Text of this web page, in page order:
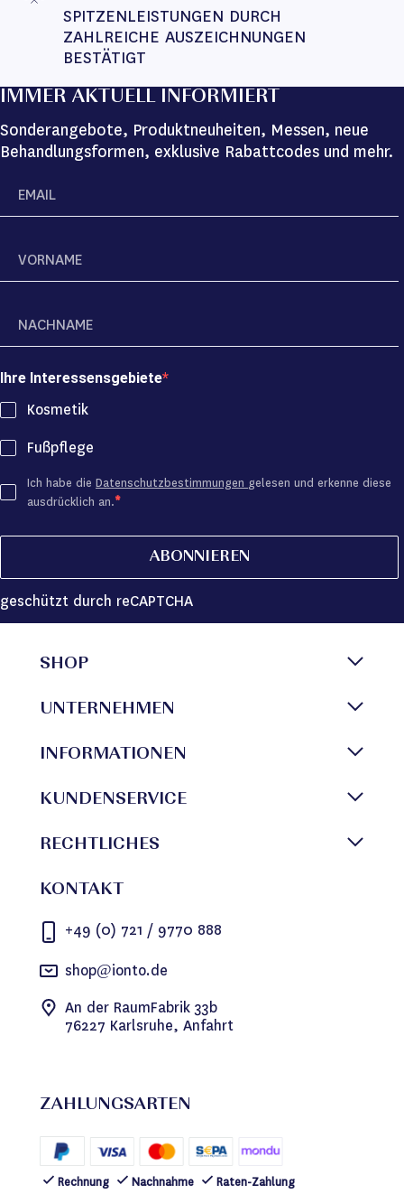
SPITZENLEISTUNGEN DURCH
ZAHLREICHE AUSZEICHNUNGEN
BESTÄTIGT
IMMER AKTUELL INFORMIERT
Sonderangebote, Produktneuheiten, Messen, neue
Behandlungsformen, exklusive Rabattcodes und mehr.
Ihre Interessensgebiete
Kosmetik
Fußpflege
Ich habe die Datenschutzbestimmungen gelesen und erkenne diese
ausdrücklich an.
ABONNIEREN
geschützt durch reCAPTCHA
SHOP
UNTERNEHMEN
INFORMATIONEN
KUNDENSERVICE
RECHTLICHES
KONTAKT
+49 (0) 721 / 9770 888
shop@ionto.de
An der RaumFabrik 33b
76227 Karlsruhe, Anfahrt
ZAHLUNGSARTEN
Rechnung Nachnahme Raten-Zahlung